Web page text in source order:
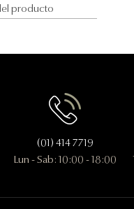
producto
(01) 414 7719
Lun - Sab: 10:00 - 18:00